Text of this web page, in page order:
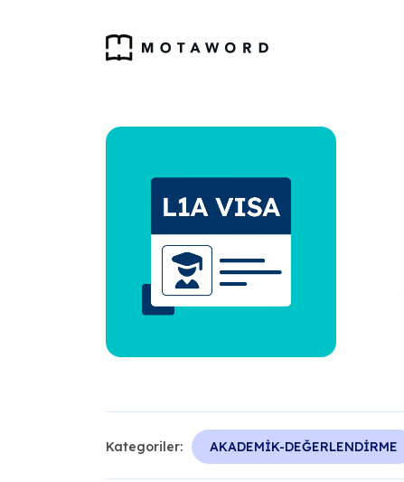
Kategoriler: AKADEMİK-DEĞERLENDİRME